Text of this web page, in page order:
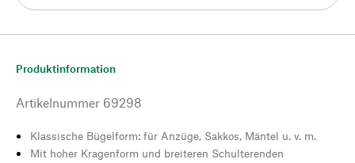
Produktinformation
Artikelnummer 69298
Klassische Bügelform: für Anzüge, Sakkos, Mäntel u. v. m.
Mit hoher Kragenform und breiteren Schulterenden